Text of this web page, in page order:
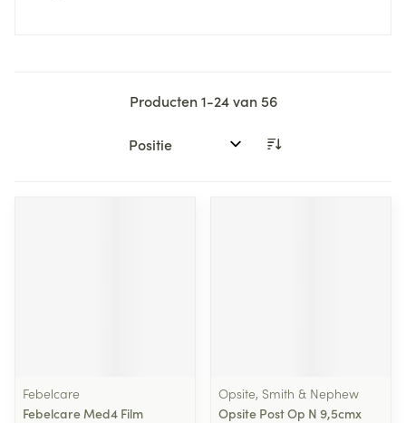
Producten1-24van56
Sorteer op:
Febelcare
Febelcare Med4 Film
Opsite, Smith & Nephew
Opsite Post Op N 9,5cmx